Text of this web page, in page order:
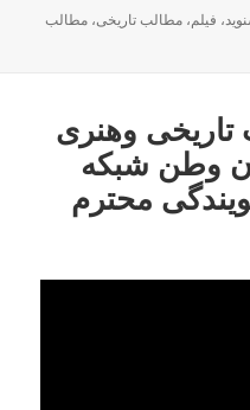
، فیلم ،مطالب تاریخی،مطالب
وهنری
وطن شبکه
محترم